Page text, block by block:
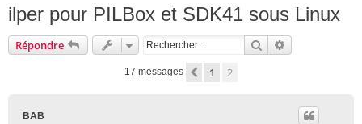
ilper pour PILBox et SDK41 sous Linux
Répondre Rechercher
17 messages Précédent
1 2
BAB